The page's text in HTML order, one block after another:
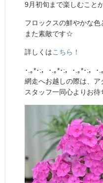
9月初旬まで楽しむこと
フロックスの鮮やかな
また素敵です☆
詳しくはこちら！
･.｡*･:，･.｡*･:，･.｡*･:，･
網走へお越しの際は、
スタッフ一同心よりお待